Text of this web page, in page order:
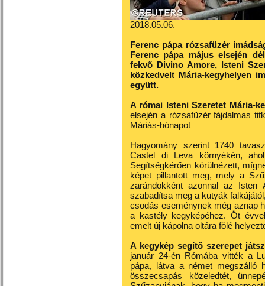
2018.05.06.
Ferenc pápa rózsafüzér
Ferenc pápa május elsején
fekvő Divino Amore, Isteni
közkedvelt Mária-kegyhelyen
együtt.
A római Isteni Szeretet Mária-
elsején a rózsafüzér fájdalmas
Máriás-hónapot
Hagyomány szerint 1740
Castel di Leva környékén,
Segítségkérően körülnézett,
képet pillantott meg, mely a
zarándokként azonnal az Isten
szabadítsa meg a kutyák
csodás eseménynek még aznap
a kastély kegyképéhez. Öt
emelt új kápolna oltára fölé
A kegykép segítő szerepet
január 24-én Rómába vitték a
pápa, látva a német megszálló
összecsapás közeledtét,